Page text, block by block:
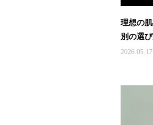
理想の
別の選
2026.05.17